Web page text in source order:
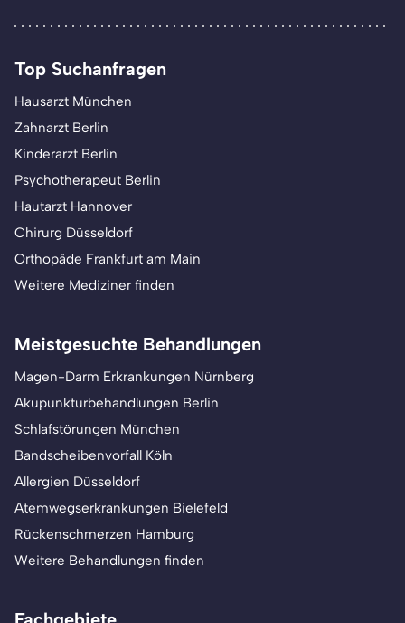
Top Suchanfragen
Hausarzt München
Zahnarzt Berlin
Kinderarzt Berlin
Psychotherapeut Berlin
Hautarzt Hannover
Chirurg Düsseldorf
Orthopäde Frankfurt am Main
Weitere Mediziner finden
Meistgesuchte Behandlungen
Magen-Darm Erkrankungen Nürnberg
Akupunkturbehandlungen Berlin
Schlafstörungen München
Bandscheibenvorfall Köln
Allergien Düsseldorf
Atemwegserkrankungen Bielefeld
Rückenschmerzen Hamburg
Weitere Behandlungen finden